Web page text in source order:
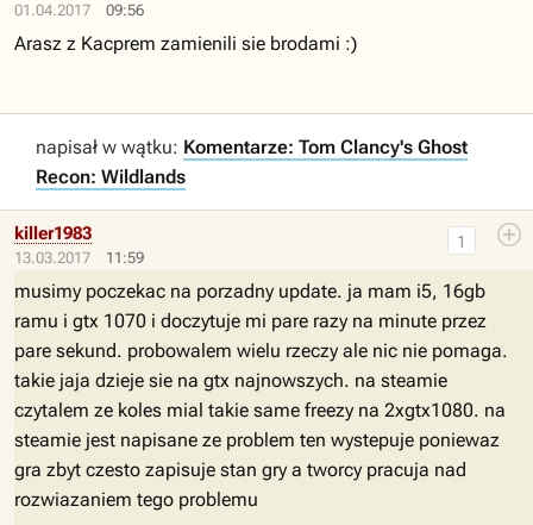
01.04.2017 09:56
Arasz z Kacprem zamienili sie brodami :)
napisał w wątku: Komentarze: Tom Clancy's Ghost
Recon: Wildlands
13.03.2017 11:59
1
killer1983
musimy poczekac na porzadny update. ja mam i5, 16gb
ramu i gtx 1070 i doczytuje mi pare razy na minute przez
pare sekund. probowalem wielu rzeczy ale nic nie pomaga.
takie jaja dzieje sie na gtx najnowszych. na steamie
czytalem ze koles mial takie same freezy na 2xgtx1080. na
steamie jest napisane ze problem ten wystepuje poniewaz
gra zbyt czesto zapisuje stan gry a tworcy pracuja nad
rozwiazaniem tego problemu